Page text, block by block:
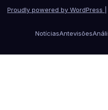
Proudly powered by WordPress
NotíciasAntevisões